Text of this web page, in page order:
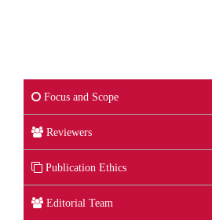
Focus and Scope
Reviewers
Publication Ethics
Editorial Team